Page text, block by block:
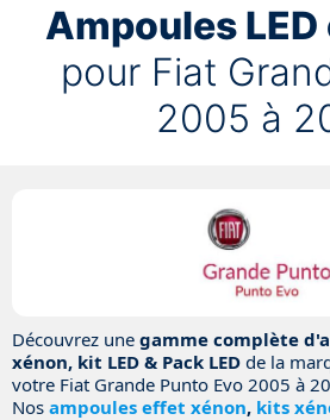
Ampoules
pour Fiat
2005 à
Découvrez une gamme complète
xénon, kit LED & Pack LED de la
votre Fiat Grande Punto Evo 2005 à
Nos ampoules effet xénon, kits